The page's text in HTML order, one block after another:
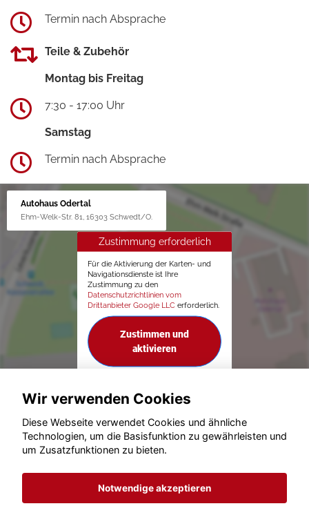
Termin nach Absprache
Teile & Zubehör
Montag bis Freitag
7:30 - 17:00 Uhr
Samstag
Termin nach Absprache
Autohaus Odertal
Ehm-Welk-Str. 81, 16303 Schwedt/O.
Zustimmung erforderlich
Für die Aktivierung der Karten- und
Navigationsdienste ist Ihre
Zustimmung zu den
Datenschutzrichtlinien vom
Drittanbieter Google LLC erforderlich.
Zustimmen und
aktivieren
© konjunkturmotor.de GmbH 2020 - 2026
Wir verwenden Cookies
Diese Webseite verwendet Cookies und ähnliche
Technologien, um die Basisfunktion zu gewährleisten und
um Zusatzfunktionen zu bieten.
Notwendige akzeptieren